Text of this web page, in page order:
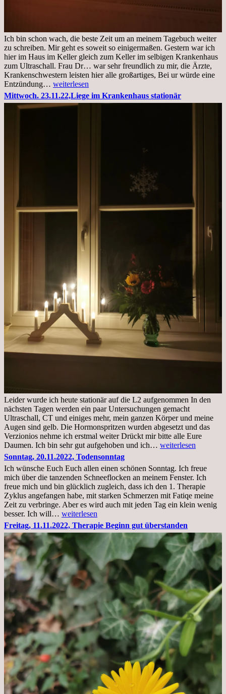
Ich bin schon wach, die beste Zeit um an meinem Tagebuch weiter
zu schreiben. Mir geht es soweit so einigermaßen. Gestern war ich
hier im Haus im Keller gleich zum Keller im selbigen Krankenhaus
zum Ultraschall. Frau Dr… war sehr freundlich zu mir, die Ärzte,
Krankenschwestern leisten hier alle großartiges, Bei ur würde eine
Entzündung… Freitag,
25.11.2022
Kleines
weiterlesen
Mittwoch. 23.11.22,Liege im Krankenhaus stationär
Leider wurde ich heute stationär auf die L2 aufgenommen In den
nächsten Tagen werden ein paar Untersuchungen gemacht
Ultraschall, CT und einiges mehr, mein ganzen Körper und meine
Augen sind gelb. Die Hormonspritzen wurden abgesetzt und das
Verzionios nehme ich erstmal weiter Drückt mir bitte alle Eure
Daumen. Ich bin sehr gut aufgehoben und ich… Mittwoch.
Krankenhaus
stationär
weiterlesen
Sonntag, 20.11.2022, Todensonntag
Ich wünsche Euch Euch allen einen schönen Sonntag. Ich freue
mich über die tanzenden Schneeflocken an meinem Fenster. Ich
freue mich und bin glücklich zugleich, dass ich den 1. Therapie
Zyklus angefangen habe, mit starken Schmerzen mit Fatiqe meine
Zeit zu verbringe. Aber es wird auch mit jeden Tag ein klein wenig
besser. Ich will… Sonntag,
20.11.2022,
Todensonntag
weiterlesen
Freitag, 11.11.2022, Therapie Beginn gut überstanden